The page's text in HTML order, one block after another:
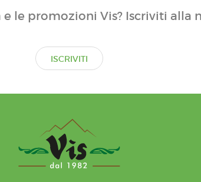
le promozioni Vis? Iscriviti alla
ISCRIVITI